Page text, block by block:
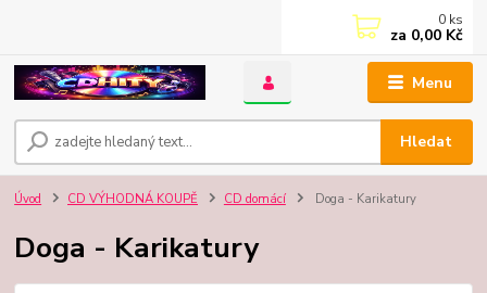
Menu
Hledat
0 ks
za 0,00 Kč
Úvod CD VÝHODNÁ KOUPĚ CD domácí Doga - Karikatury
Doga - Karikatury